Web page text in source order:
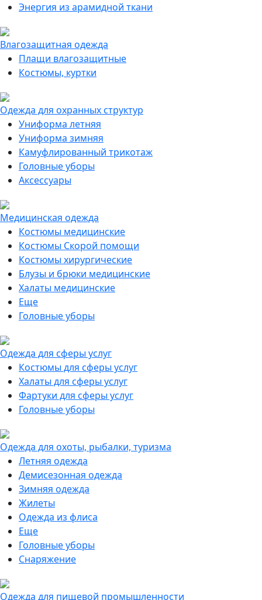
Энергия из арамидной ткани
Влагозащитная одежда
Плащи влагозащитные
Костюмы, куртки
Одежда для охранных структур
Униформа летняя
Униформа зимняя
Камуфлированный трикотаж
Головные уборы
Аксессуары
Медицинская одежда
Костюмы медицинские
Костюмы Скорой помощи
Костюмы хирургические
Блузы и брюки медицинские
Халаты медицинские
Еще
Головные уборы
Одежда для сферы услуг
Костюмы для сферы услуг
Халаты для сферы услуг
Фартуки для сферы услуг
Головные уборы
Одежда для охоты, рыбалки, туризма
Летняя одежда
Демисезонная одежда
Зимняя одежда
Жилеты
Одежда из флиса
Еще
Головные уборы
Снаряжение
Одежда для пищевой промышленности